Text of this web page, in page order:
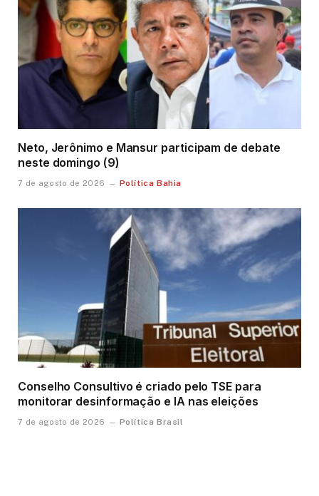
Neto, Jerônimo e Mansur participam de debate
neste domingo (9)
7 de agosto de 2026 Política Bahia
Conselho Consultivo é criado pelo TSE para
monitorar desinformação e IA nas eleições
7 de agosto de 2026 Política Brasil